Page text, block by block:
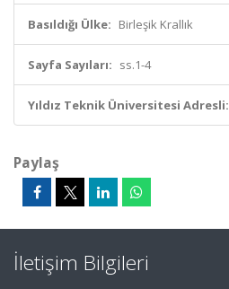
Basıldığı Ülke: Birleşik Krallık
Sayfa Sayıları: ss.1-4
Yıldız Teknik Üniversitesi Adresli:
Paylaş
İletişim Bilgileri